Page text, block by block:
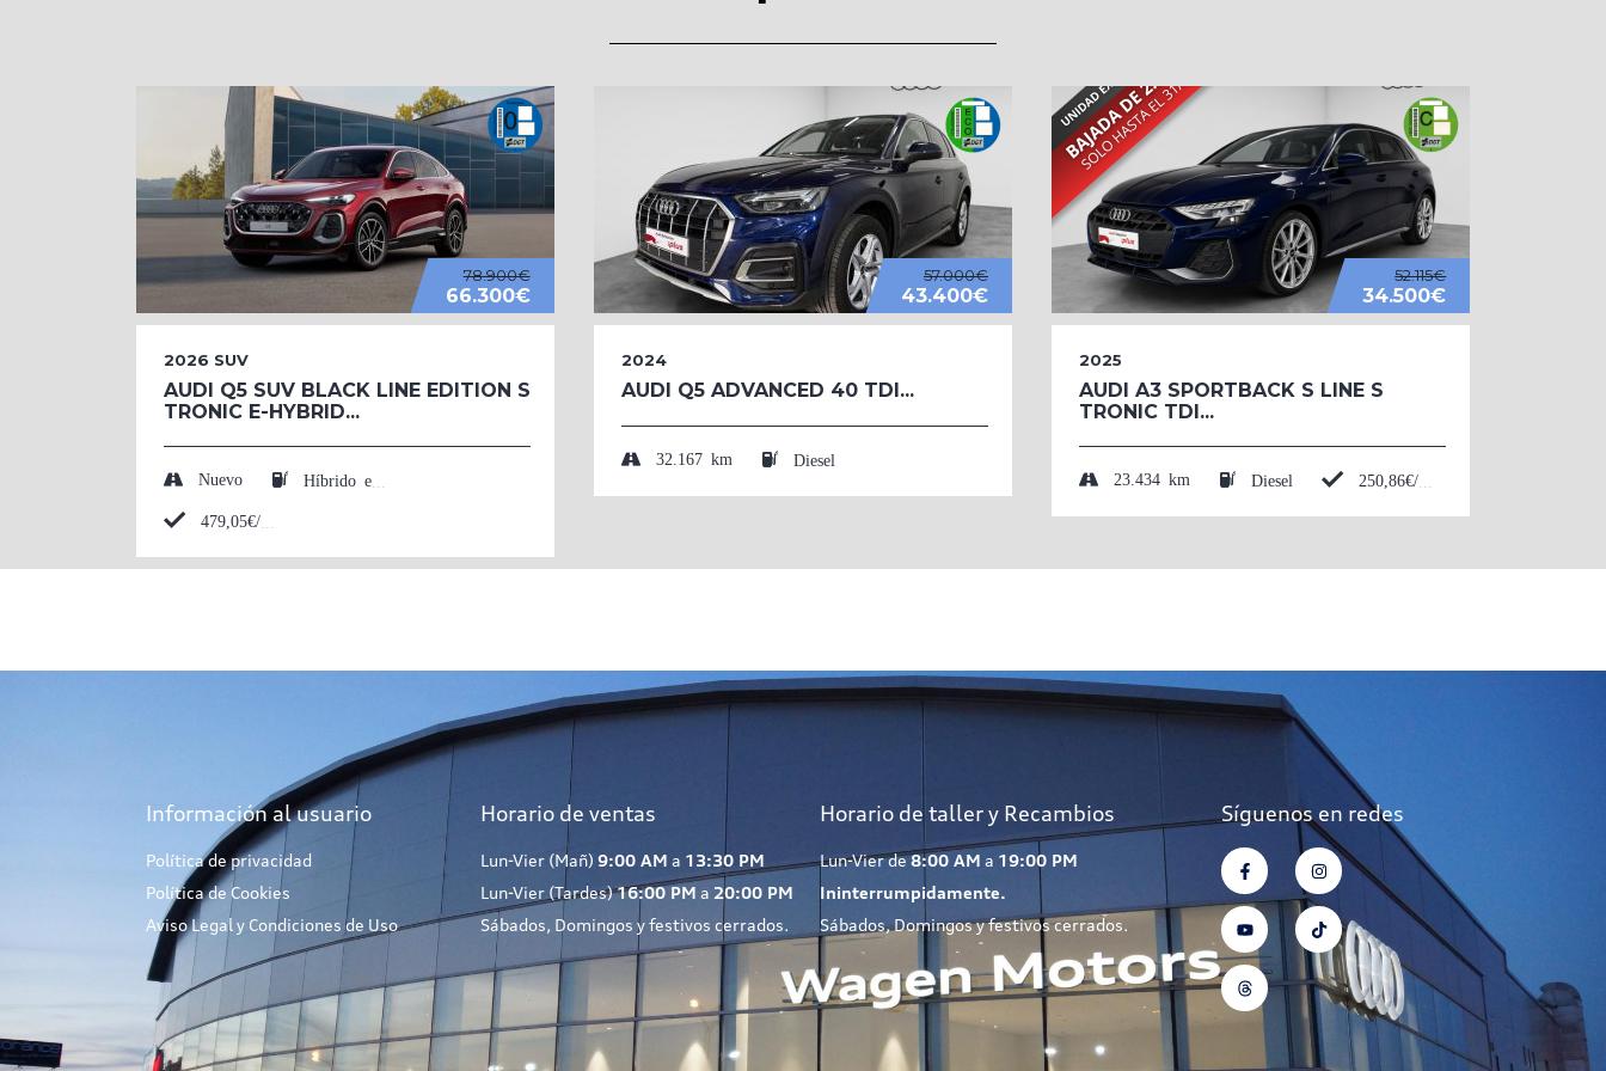
78.900€
66.300€
2026 SUV
AUDI Q5 SUV BLACK LINE EDITION S
TRONIC E-HYBRID...
Nuevo
57.000€
43.400€
2024
AUDI Q5 ADVANCED 40 TDI...
32.167 km Diesel
52.115€
34.500€
2025
AUDI A3 SPORTBACK S LINE S
TRONIC TDI...
23.434 km Diesel
Información al usuario
Política de privacidad
Política de Cookies
Aviso Legal y Condiciones de Uso
Horario de ventas
Lun-Vier (Mañ) 9:00 AM a 13:30 PM
Lun-Vier (Tardes)16:00 PM a 20:00 PM
Sábados, Domingos y festivos cerrados.
Horario de taller y Recambios
Lun-Vier de8:00 AM a 19:00 PM
Ininterrumpidamente.
Sábados, Domingos y festivos cerrados.
Síguenos en redes